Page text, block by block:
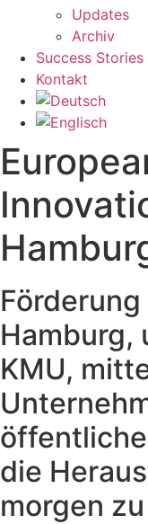
Updates
Archiv
Success Stories
Kontakt
Hamburg,
KMU,
die
morgen